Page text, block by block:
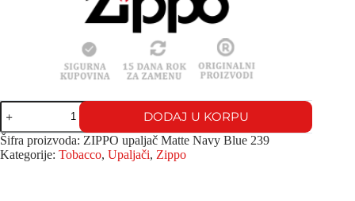
DODAJ U KORPU
Šifra proizvoda: ZIPPO upaljač Matte Navy Blue 239
Kategorije: Tobacco, Upaljači, Zippo